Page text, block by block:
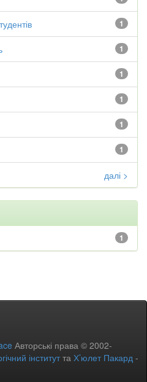
1
1
1
1
1
1
далі >
1
Авторські права © 2002-
інститутта Х’юлет Пакард -